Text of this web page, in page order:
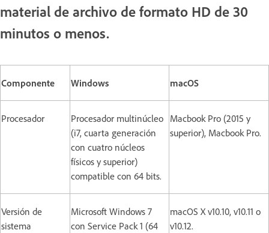
material de archivo de formato HD de 30
minutos o menos.
Componente Windows macOS
Procesador
Procesador multinúcleo
(i7, cuarta generación
con cuatro núcleos
físicos y superior)
compatible con 64 bits.
Macbook Pro (2015 y
superior), Macbook Pro.
Versión de
sistema
Microsoft Windows 7
con Service Pack 1 (64
macOS X v10.10, v10.11 o
v10.12.